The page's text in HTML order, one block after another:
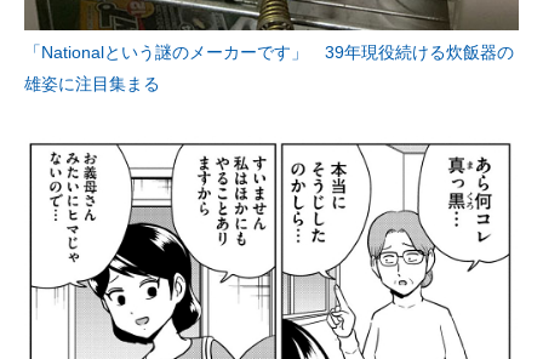
「Nationalという謎のメーカーです」 39年現役続ける炊飯器の
雄姿に注目集まる